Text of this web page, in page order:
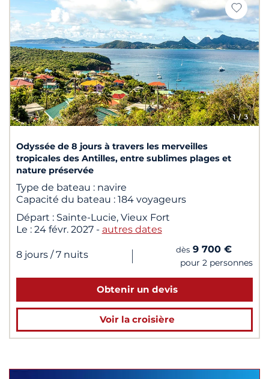
1/ 3
Odyssée de 8 jours à travers les merveilles
tropicales des Antilles, entre sublimes plages et
nature préservée
Type de bateau : navire
Capacité du bateau : 184 voyageurs
Départ : Sainte-Lucie, Vieux Fort
Le : 24 févr. 2027 - autres dates
8 jours / 7 nuits | dès 9 700 €
pour 2 personnes
Obtenir un devis
Voir la croisière